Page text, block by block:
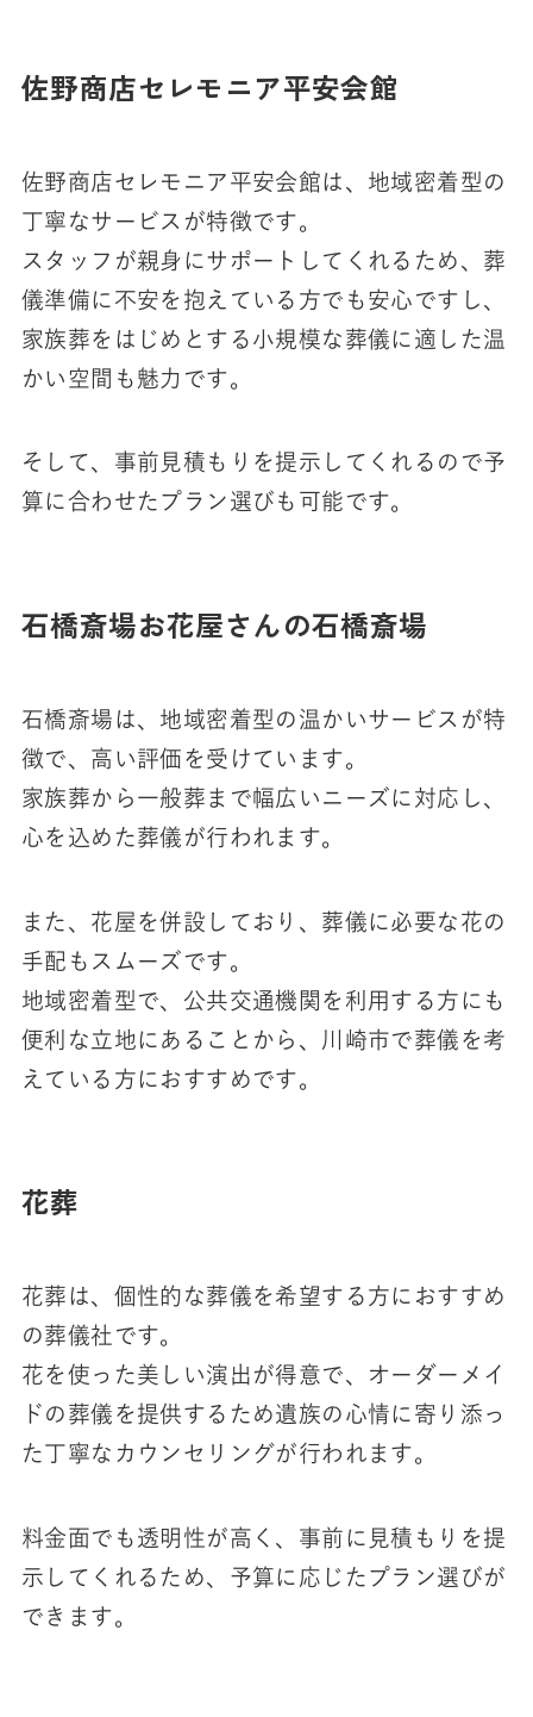
佐野商店セレモニア平安会館
佐野商店セレモニア平安会館は、地域密着型の
丁寧なサービスが特徴です。
スタッフが親身にサポートしてくれるため、葬
儀準備に不安を抱えている方でも安心ですし、
家族葬をはじめとする小規模な葬儀に適した温
かい空間も魅力です。
そして、事前見積もりを提示してくれるので予
算に合わせたプラン選びも可能です。
石橋斎場お花屋さんの石橋斎場
石橋斎場は、地域密着型の温かいサービスが特
徴で、高い評価を受けています。
家族葬から一般葬まで幅広いニーズに対応し、
心を込めた葬儀が行われます。
また、花屋を併設しており、葬儀に必要な花の
手配もスムーズです。
地域密着型で、公共交通機関を利用する方にも
便利な立地にあることから、川崎市で葬儀を考
えている方におすすめです。
花葬
花葬は、個性的な葬儀を希望する方におすすめ
の葬儀社です。
花を使った美しい演出が得意で、オーダーメイ
ドの葬儀を提供するため遺族の心情に寄り添っ
た丁寧なカウンセリングが行われます。
料金面でも透明性が高く、事前に見積もりを提
示してくれるため、予算に応じたプラン選びが
できます。